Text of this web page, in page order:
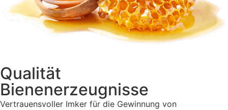
Qualität
Bienenerzeugnisse
Vertrauensvoller Imker für die Gewinnung von